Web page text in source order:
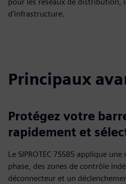
d'infrastructure.
Principaux
Protégez votre
rapidement et
Le SIPROTEC 7SS85 applique
phase, des zones de contrôle
déconnecteur et un